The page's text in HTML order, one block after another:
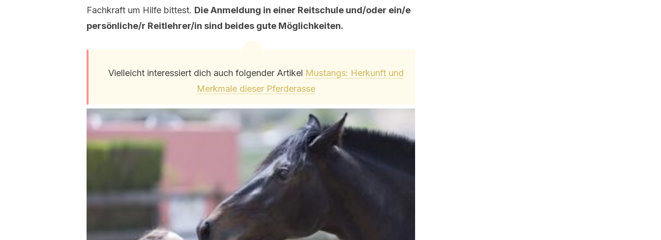
Fachkraft um Hilfe bittest. Die Anmeldung in einer Reitschule und/oder ein/e
persönliche/r Reitlehrer/in sind beides gute Möglichkeiten.
Vielleicht interessiert dich auch folgender Artikel Mustangs: Herkunft und
Merkmale dieser Pferderasse